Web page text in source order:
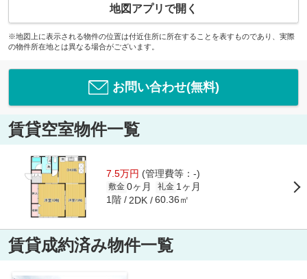
地図アプリで開く
※地図上に表示される物件の位置は付近住所に所在することを表すものであり、実際
の物件所在地とは異なる場合がございます。
お問い合わせ(無料)
賃貸空室物件一覧
7.5万円 (管理費等：-)
敷金 0ヶ月 礼金 1ヶ月
1階 2DK 60.36㎡
賃貸成約済み物件一覧